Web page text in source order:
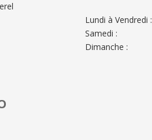
Lundi à Vendredi :
Samedi :
Dimanche :